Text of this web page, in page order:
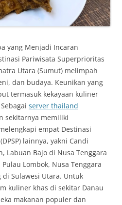
yang Menjadi Incaran
Pariwisata Superprioritas
Utara (Sumut) melimpah
dan budaya. Keunikan yang
termasuk kekayaan kuliner
server thailand
sekitarnya memiliki
empat Destinasi
lainnya, yakni Candi
Labuan Bajo di Nusa Tenggara
Lombok, Nusa Tenggara
di Sulawesi Utara. Untuk
kuliner khas di sekitar Danau
makanan populer dan